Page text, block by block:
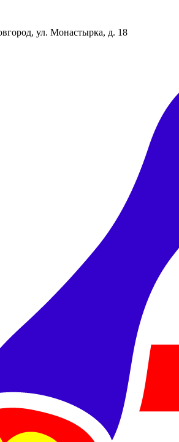
ул. Монастырка, д. 18